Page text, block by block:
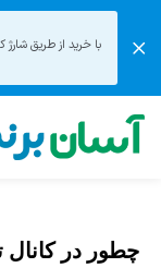
با خرید از طریق شارژ
چطور در